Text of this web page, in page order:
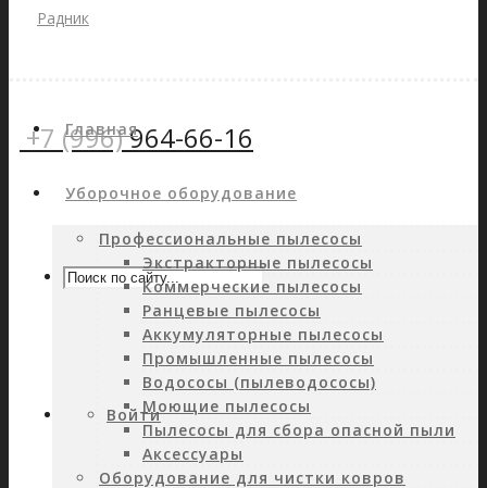
+7 (996)964-66-16
Войти
Главная
Уборочное оборудование
Профессиональные пылесосы
Экстракторные пылесосы
Коммерческие пылесосы
Ранцевые пылесосы
Аккумуляторные пылесосы
Промышленные пылесосы
Водососы (пылеводососы)
Моющие пылесосы
Пылесосы для сбора опасной пыли
Аксессуары
Оборудование для чистки ковров